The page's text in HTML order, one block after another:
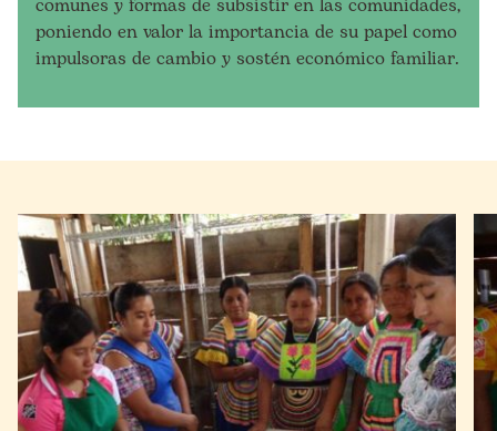
comunes y formas de subsistir en las comunidades,
poniendo en valor la importancia de su papel como
impulsoras de cambio y sostén económico familiar.